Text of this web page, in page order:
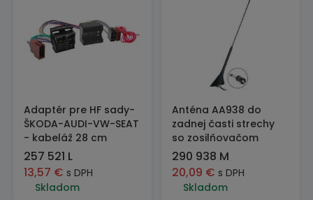
Adaptér pre HF sady-
ŠKODA-AUDI-VW-SEAT
- kabeláž 28 cm
257 521 L
13,57 € s DPH
Skladom
Anténa AA938 do
zadnej časti strechy
so zosilňovačom
290 938 M
20,09 € s DPH
Skladom